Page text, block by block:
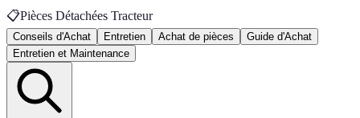
📋Pièces Détachées Tracteur
Conseils d'Achat Entretien Achat de pièces
Guide d'Achat
Entretien et Maintenance